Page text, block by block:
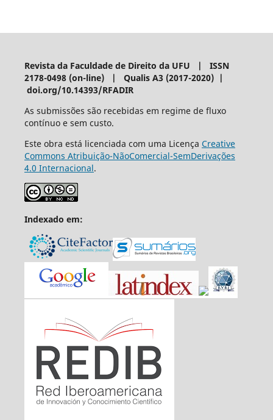
Revista da Faculdade de Direito da UFU | ISSN
2178-0498 (on-line) | Qualis A3 (2017-2020) |
doi.org/10.14393/RFADIR
As submissões são recebidas em regime de fluxo
contínuo e sem custo.
Este obra está licenciada com uma Licença Creative
Commons Atribuição-NãoComercial-SemDerivações
4.0 Internacional.
Indexado em: